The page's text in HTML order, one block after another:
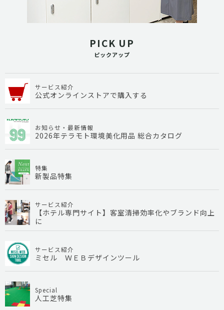
PICK UP
ピックアップ
サービス紹介
公式オンラインストアで購入する
お知らせ・最新情報
2026年テラモト環境美化用品 総合カタログ
特集
新製品特集
サービス紹介
【ホテル専門サイト】客室清掃効率化やブランド向上
に
サービス紹介
ミセル ＷＥＢデザインツール
Special
人工芝特集